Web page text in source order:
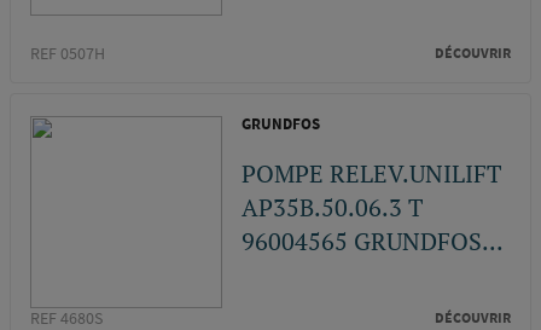
REF 0507H DÉCOUVRIR
GRUNDFOS
POMPE RELEV.UNILIFT
AP35B.50.06.3 T
96004565 GRUNDFOS...
REF 4680S DÉCOUVRIR